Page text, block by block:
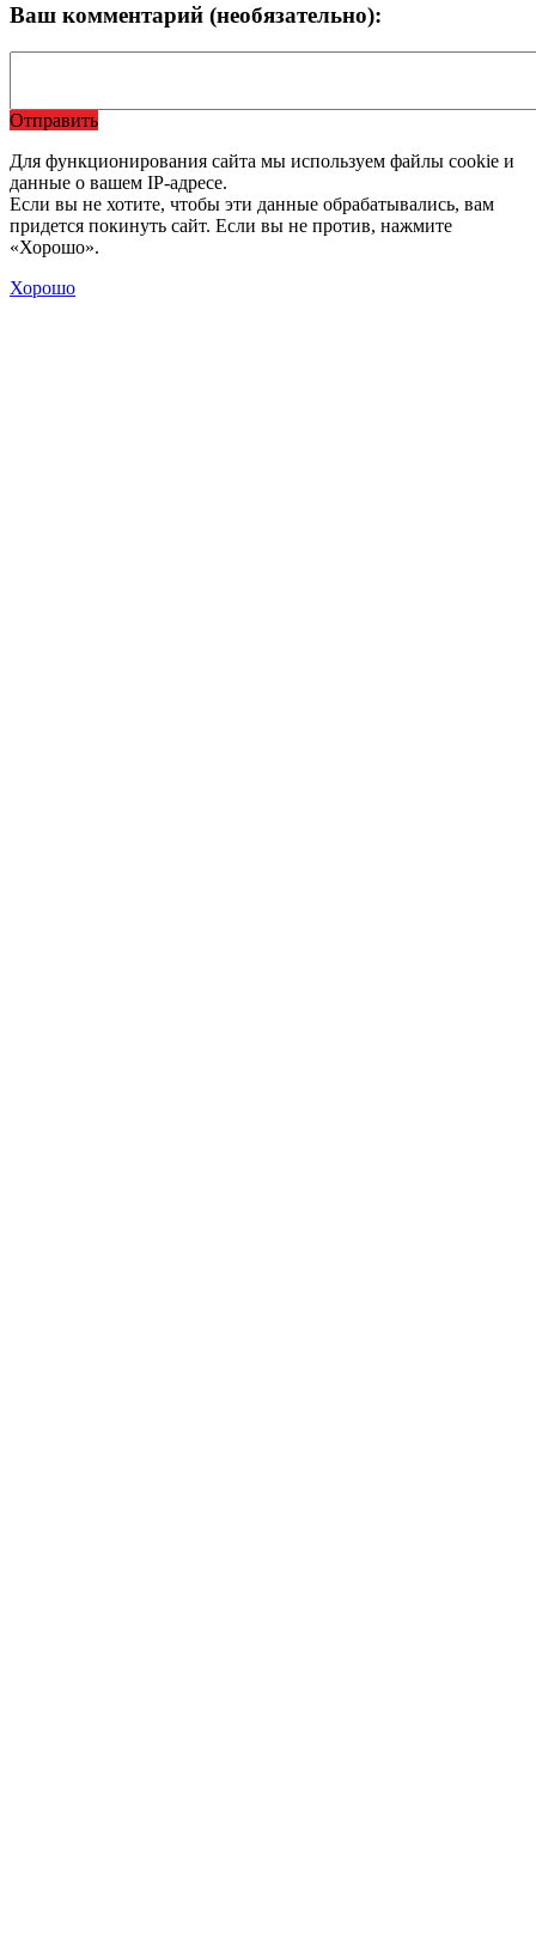
Ваш комментарий (необязательно):
Отправить
Для функционирования сайта мы используем файлы cookie и
данные о вашем IP-адресе.
Если вы не хотите, чтобы эти данные обрабатывались, вам
придется покинуть сайт. Если вы не против, нажмите
«Хорошо».
Хорошо